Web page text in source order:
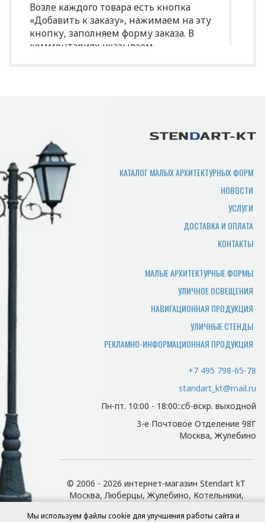
Возле каждого товара есть кнопка
«Добавить к заказу», нажимаем на эту
кнопку, заполняем форму заказа. В
комментариях указываем
Срок производства продукции зависит
от нужного количества изделий,
сложности изготовления,
загруженности производства. В
среднем составляет 7-10 рабочих дней.
Где можно самому забрать
производства, или по адресу офиса.
Какие документы нужны
чтобы забрать заказ
Есть ли у нас доставка и
Мы осуществляем доставку по Москве
адреса поставки и просчитывается
индивидуально.
КАТАЛОГ МАЛЫХ АРХИТЕКТУРНЫХ ФОРМ
НОВОСТИ
УСЛУГИ
ДОСТАВКА И ОПЛАТА
КОНТАКТЫ
МАЛЫЕ АРХИТЕКТУРНЫЕ ФОРМЫ
УЛИЧНОЕ ОСВЕЩЕНИЯ
НАВИГАЦИОННАЯ ПРОДУКЦИЯ
УЛИЧНЫЕ СТЕНДЫ
РЕКЛАМНО-ИНФОРМАЦИОННАЯ ПРОДУКЦИЯ
+7 495 798-65-78
standart_kt@mail.ru
Пн-пт. 10:00 - 18:00::сб-вскр. выходной
3-е Почтовое Отделение 98Г
Москва, Жулебино
© 2006 - 2026 интернет-магазин Stendart kT
Москва, Люберцы, Жулебино, Котельники,
Диммер SR3-Touch Silver (12-24V, 36-72W) для
Мы используем файлы cookie для улучшения работы сайта и